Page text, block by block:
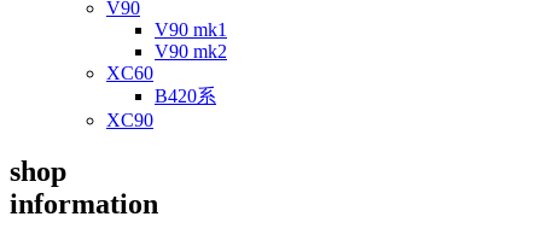
V90
V90 mk1
V90 mk2
XC60
B420系
XC90
shop
information